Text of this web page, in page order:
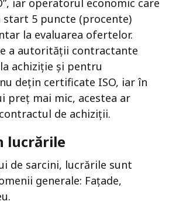
iar operatorul economic care
start 5 puncte (procente)
la evaluarea ofertelor.
a autorității contractante
achiziție și pentru
dețin certificate ISO, iar în
preț mai mic, acestea ar
de achiziții.
lucrările
de sarcini, lucrările sunt
generale: Fațade,